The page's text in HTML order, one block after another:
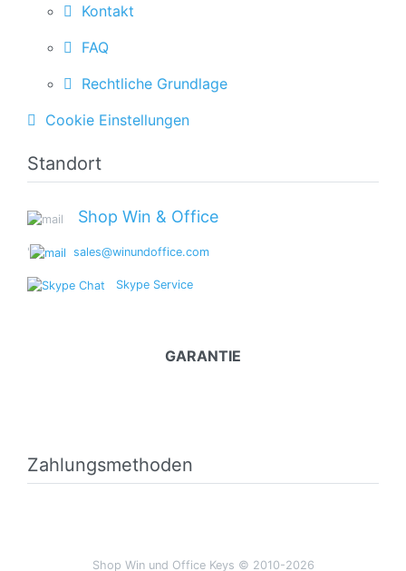
Kontakt
FAQ
Rechtliche Grundlage
Cookie Einstellungen
Standort
Shop Win & Office
' sales@winundoffice.com
Skype Service
GARANTIE
Zahlungsmethoden
Shop Win und Office Keys © 2010-2026